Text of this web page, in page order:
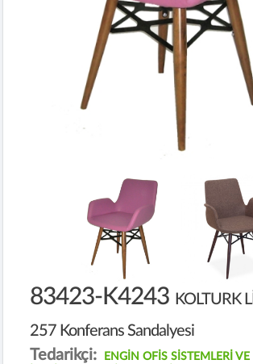
83423-K4243 KOLTURK
257 Konferans Sandalyesi
Tedarikçi:
ENGİN OFİS SİSTEMLERİ